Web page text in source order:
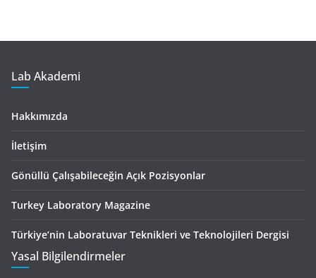
Lab Akademi
Hakkımızda
İletişim
Gönüllü Çalışabileceğin Açık Pozisyonlar
Turkey Laboratory Magazine
Türkiye’nin Laboratuvar Teknikleri ve Teknolojileri Dergisi
Yasal Bilgilendirmeler